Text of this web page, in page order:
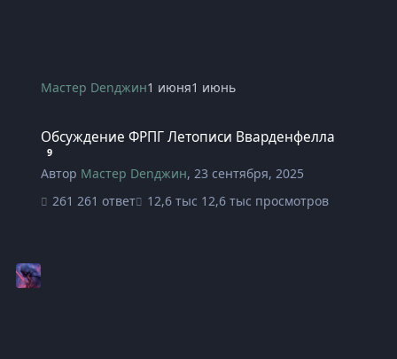
Мастер Denджин1 июня1 июнь
Обсуждение ФРПГ Летописи Вварденфелла
9
Автор Мастер Denджин,23 сентября, 2025
261 ответ
12,6 тыс просмотров